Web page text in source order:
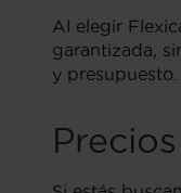
Al elegir
garantizada,
y